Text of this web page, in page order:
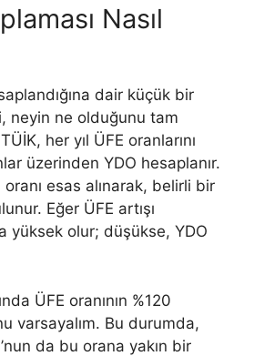
Nasıl
dair küçük bir
neyin ne olduğunu tam
her yıl ÜFE oranlarını
üzerinden YDO hesaplanır.
oranı esas alınarak, belirli bir
Eğer ÜFE artışı
yüksek olur; düşükse, YDO
ÜFE oranının %120
varsayalım. Bu durumda,
da bu orana yakın bir